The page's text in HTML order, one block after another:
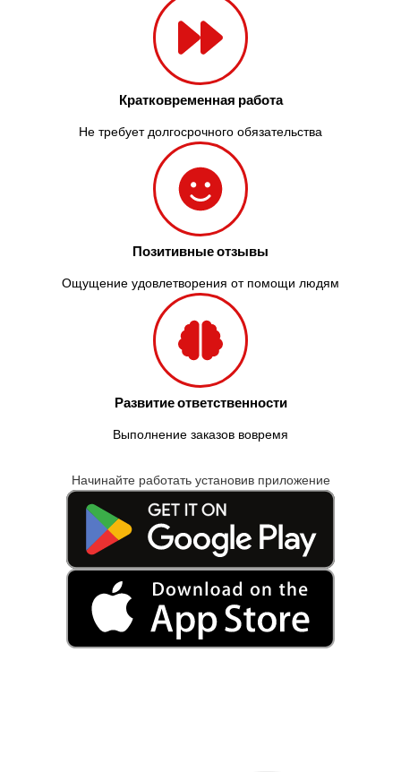
Кратковременная работа
Не требует долгосрочного обязательства
Позитивные отзывы
Ощущение удовлетворения от помощи людям
Развитие ответственности
Выполнение заказов вовремя
Начинайте работать установив приложение